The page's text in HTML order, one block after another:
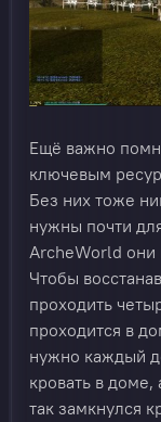
Ещё важно
ключевым
Без них тоже
нужны почти
ArcheWorld они
Чтобы
проходить
проходится в
нужно каждый
кровать в
так замкнулся